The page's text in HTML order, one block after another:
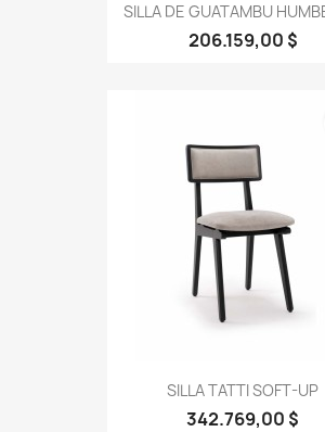
SILLA DE GUATAMBU
206.159,00 $
SILLA TATTI SOFT-UP
342.769,00 $